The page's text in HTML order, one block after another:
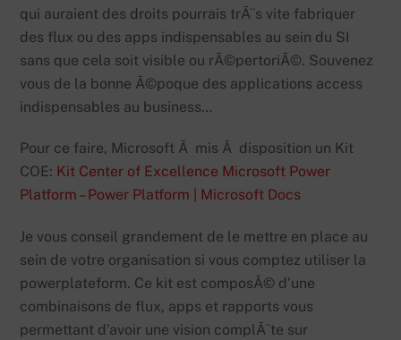
qui auraient des droits pourrais trÃ¨s vite fabriquer
des flux ou des apps indispensables au sein du SI
sans que cela soit visible ou rÃ©pertoriÃ©. Souvenez
vous de la bonne Ã©poque des applications access
indispensables au business…
Pour ce faire, Microsoft Ã mis Ã disposition un Kit
COE: Kit Center of Excellence Microsoft Power
Platform – Power Platform | Microsoft Docs
Je vous conseil grandement de le mettre en place au
sein de votre organisation si vous comptez utiliser la
powerplateform. Ce kit est composÃ© d’une
combinaisons de flux, apps et rapports vous
permettant d’avoir une vision complÃ¨te sur